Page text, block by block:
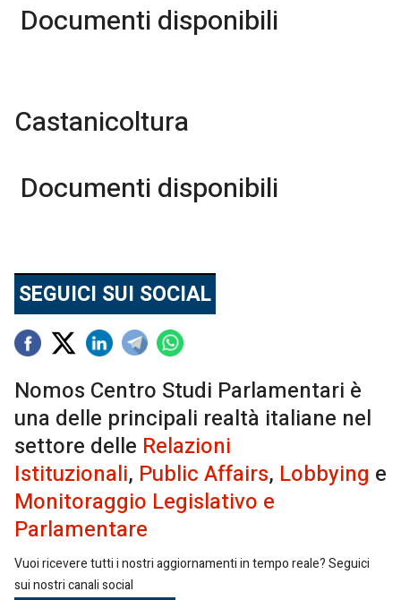
Documenti disponibili
Castanicoltura
Documenti disponibili
SEGUICI SUI SOCIAL
Nomos Centro Studi Parlamentari è
una delle principali realtà italiane nel
settore delle Relazioni
Istituzionali, Public Affairs, Lobbying e
Monitoraggio Legislativo e
Parlamentare
Vuoi ricevere tutti i nostri aggiornamenti in tempo reale? Seguici
sui nostri canali social